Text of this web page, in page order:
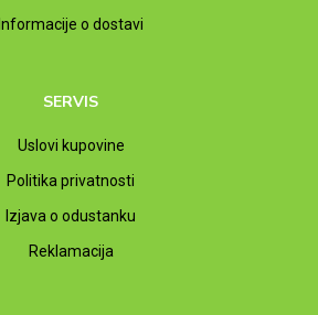
Informacije o dostavi
SERVIS
Uslovi kupovine
Politika privatnosti
Izjava o odustanku
Reklamacija